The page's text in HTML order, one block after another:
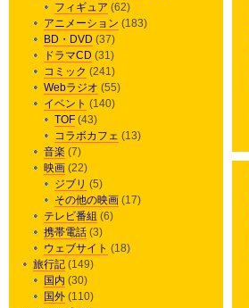
フィギュア (62)
アニメーション (183)
BD・DVD (37)
ドラマCD (31)
コミック (241)
Webラジオ (55)
イベント (140)
TOF (43)
コラボカフェ (13)
音楽 (7)
映画 (22)
ジブリ (5)
その他の映画 (17)
テレビ番組 (6)
携帯電話 (3)
ウェブサイト (18)
旅行記 (149)
国内 (30)
国外 (110)